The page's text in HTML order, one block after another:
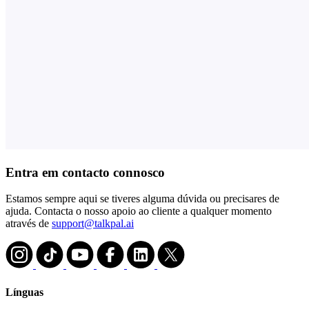
Entra em contacto connosco
Estamos sempre aqui se tiveres alguma dúvida ou precisares de
ajuda. Contacta o nosso apoio ao cliente a qualquer momento
através de support@talkpal.ai
Línguas